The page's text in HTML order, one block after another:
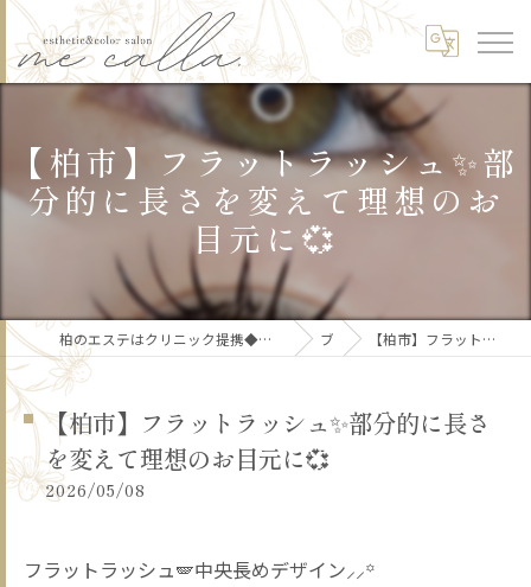
【柏市】フラットラッシュ✨部
分的に長さを変えて理想のお
目元に💞
柏のエステはクリニック提携◆美肌/リフトアップ/痩身/骨格矯正/頭皮ケア/ブライダルme calla.【ミーカラー】 ブログ 【柏市】フラットラッシュ✨部分的に長さを変えて理想のお目元に💞
【柏市】フラットラッシュ✨部分的に長さ
を変えて理想のお目元に💞
2026/05/08
フラットラッシュ🪽中央長めデザイン⸝⸝꙳